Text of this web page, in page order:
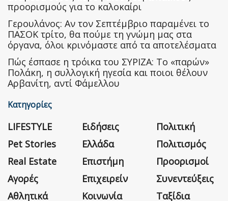
προορισμούς για το καλοκαίρι
Γερουλάνος: Αν τον Σεπτέμβριο παραμένει το
ΠΑΣΟΚ τρίτο, θα πούμε τη γνώμη μας στα
όργανα, όλοι κρινόμαστε από τα αποτελέσματα
Πώς έσπασε η τρόικα του ΣΥΡΙΖΑ: Το «παρών»
Πολάκη, η συλλογική ηγεσία και ποιοι θέλουν
Αρβανίτη, αντί Φάμελλου
Κατηγορίες
LIFESTYLE
Pet Stories
Real Estate
Αγορές
Αθλητικά
Ειδήσεις
Ελλάδα
Επιστήμη
Επιχειρείν
Κοινωνία
Πολιτική
Πολιτισμός
Προορισμοί
Συνεντεύξεις
Ταξίδια